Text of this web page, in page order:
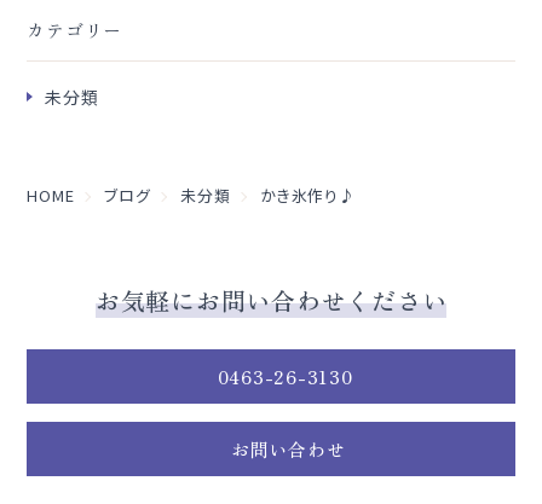
カテゴリー
未分類
HOME ブログ 未分類 かき氷作り♪
お気軽にお問い合わせください
0463-26-3130
お問い合わせ